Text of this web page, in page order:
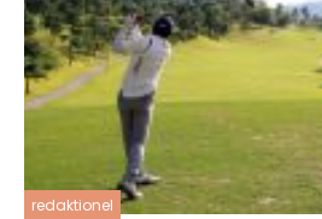
redaktionel